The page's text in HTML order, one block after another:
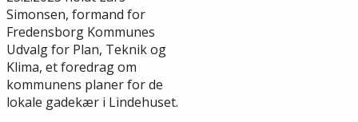
Simonsen, formand for
Fredensborg Kommunes
Udvalg for Plan, Teknik og
Klima, et foredrag om
kommunens planer for de
lokale gadekær i Lindehuset.